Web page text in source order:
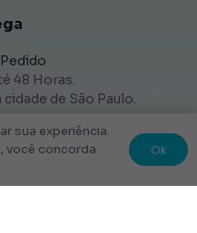
48 Horas.
de São Paulo.
sua experiência.
você concorda
Ok